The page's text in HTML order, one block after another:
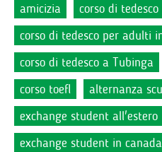
amicizia
corso di
corso di tedesco per adulti
corso di tedesco a Tubinga
corso toefl
alternanza
exchange student all'estero
exchange student in canada